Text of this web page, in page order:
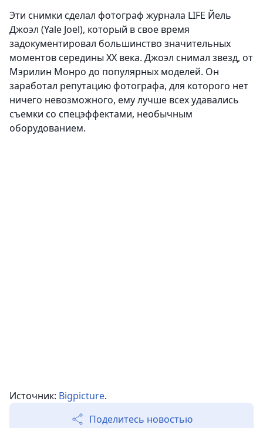
Эти снимки сделал фотограф журнала LIFE Йель
Джоэл (Yale Joel), который в свое время
задокументировал большинство значительных
моментов середины XX века. Джоэл снимал звезд, от
Мэрилин Монро до популярных моделей. Он
заработал репутацию фотографа, для которого нет
ничего невозможного, ему лучше всех удавались
съемки со спецэффектами, необычным
оборудованием.
Источник: Bigpicture.
Поделитесь новостью